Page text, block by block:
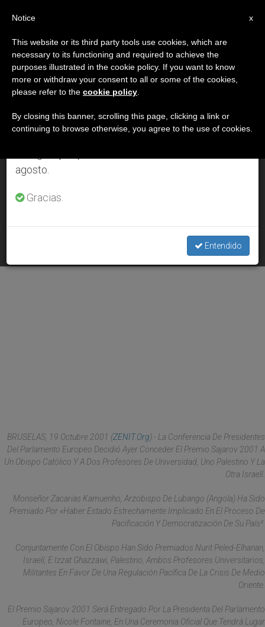
DÍA
Octubre 19th, 2001
ÚLTIMAS NOTICIAS
El arzobispo de Lubango, Premio Sajarov del Parlamento
OCT 19, 2001 00:00
BRUSELAS, 19 Octubre 2001 (ZENIT.org).- La Conferencia De Presidentes
Del Parlamento Europeo Decidió Ayer Conceder El Premio Sajarov 2001 A
Un Obispo Católico Y A Dos Profesores De Universidad, Uno Palestino Y La
Otra Israelí.
Monseñor Zacarias Kamuenho, Arzobispo De Lubango (Angola) Ha Sido
Premiado Por «haber Estado Estrechamente Implicado En El Proceso De
Pacificación Y Democratización De Su País².
Conjuntamente Con El Obispo Han Sido Premiados Nurit Peled-Elhanan,
Israelí, E Izzat Ghazzawi, Palestino, Ambos Profesores Universitarios,
Militantes En Favor De Una Regulación Pacífica De La Crisis De Medio
Oriente.
El Premio Sajarov 2001 Será Entregado Por La Presidenta Del Parlamento
Europeo, Nicole Fontaine, En Una Ceremonia Oficial Que Tendrá Lugar
×
Aviso importante
Del 27 de julio al 7 de agosto haremos la pausa
anual, aprovechando que en el periodo de verano
se generan menos informaciones y también el
agosto.
Gracias.
Entendido
x
Notice
This website or its third party tools use cookies, which are
necessary to its functioning and required to achieve the
purposes illustrated in the cookie policy. If you want to know
more or withdraw your consent to all or some of the cookies,
please refer to the cookie policy
By closing this banner, scrolling this page, clicking a link or
continuing to browse otherwise, you agree to the use of cookies.